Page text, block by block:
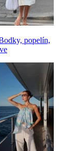
popelín,